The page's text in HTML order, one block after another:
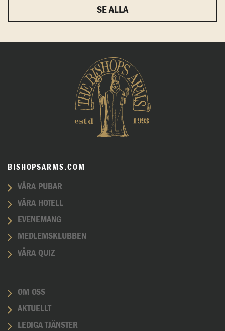
SE ALLA
BISHOPSARMS.COM
VÅRA PUBAR
VÅRA HOTELL
EVENEMANG
MEDLEMSKLUBBEN
VÅRA QUIZ
OM OSS
AKTUELLT
LEDIGA TJÄNSTER